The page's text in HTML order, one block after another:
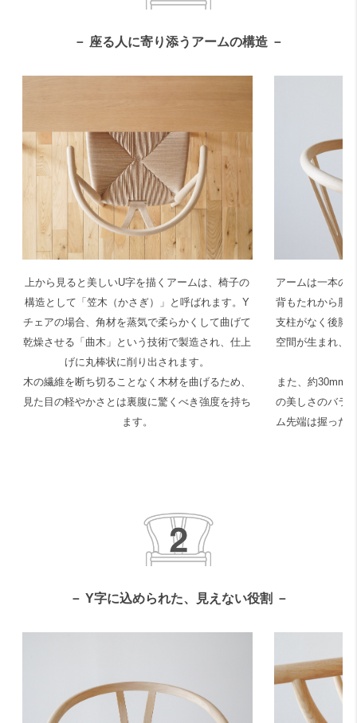
－ 座る人に寄り添うアームの構造 －
上から見ると美しいU字を描くアームは、椅子の
構造として「笠木（かさぎ）」と呼ばれます。Y
チェアの場合、角材を蒸気で柔らかくして曲げて
乾燥させる「曲木」という技術で製造され、仕上
げに丸棒状に削り出されます。
木の繊維を断ち切ることなく木材を曲げるため、
見た目の軽やかさとは裏腹に驚くべき強度を持ち
ます。
アームは一本の
背もたれから肘
支柱がなく後脚
空間が生まれ、
また、約30mm
の美しさのバラ
ム先端は握った
－ Y字に込められた、見えない役割 －